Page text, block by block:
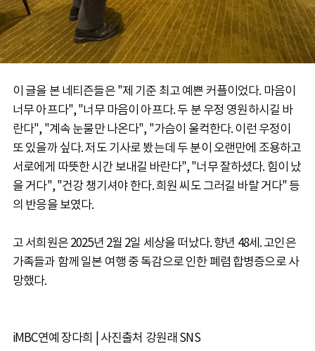
이 글을 본 네티즌들은 "제 기준 최고 예쁜 커플이었다. 마음이
너무 아프다", "너무 마음이 아프다. 두 분 우정 영원하시길 바
란다", "계속 눈물만 나온다", "가슴이 울컥한다. 이런 우정이
또 있을까 싶다. 저도 기사로 봤는데 두 분이 오랜만에 조용하고
서로에게 따뜻한 시간 보내길 바란다", "너무 잘하셨다. 힘이 났
을 거다", "건강 챙기셔야 한다. 희원 씨도 그러길 바랄 거다" 등
의 반응을 보였다.
고 서희원은 2025년 2월 2일 세상을 떠났다. 향년 48세. 고인은
가족들과 함께 일본 여행 중 독감으로 인한 폐렴 합병증으로 사
망했다.
iMBC연예 장다희 | 사진출처 강원래 SNS